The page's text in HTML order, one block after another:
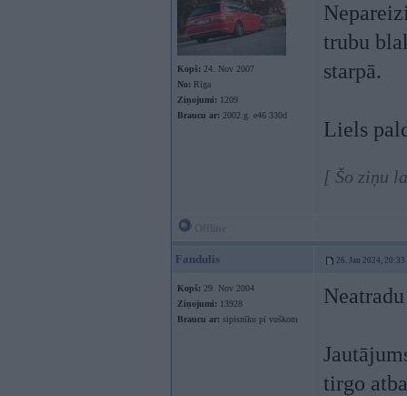
Kopš: 24. Nov 2007
No: Rīga
Ziņojumi: 1209
Braucu ar: 2002.g. e46 330d
trubu
starpā.
Liels
[ Šo ziņu
Fandulis 26. Jan 2024, 20:33
Kopš: 29. Nov 2004
Ziņojumi: 13928
Braucu ar: sipisnīku pi vuškom
tirgo